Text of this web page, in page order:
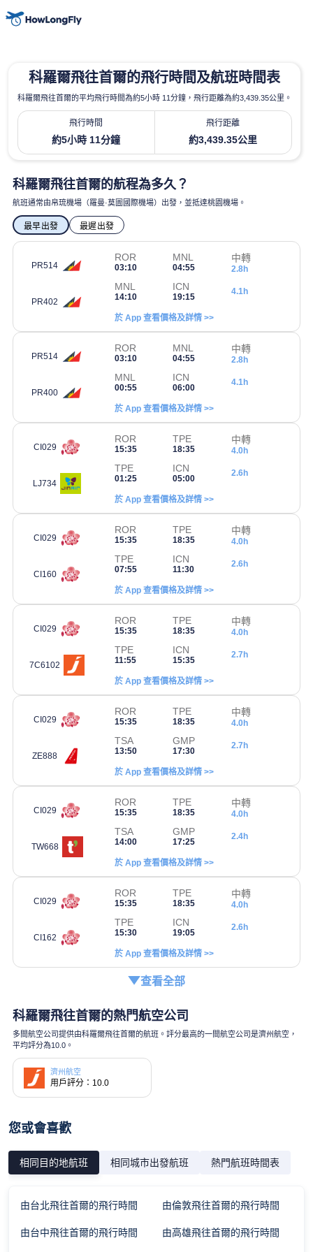
科羅爾飛往首爾的飛行時間及航班時間表
科羅爾飛往首爾的平均飛行時間為約5小時 11分鐘，飛行距離為約3,439.35公里。
飛行時間
約5小時 11分鐘
飛行距離
約3,439.35公里
科羅爾飛往首爾的航程為多久？
航班通常由帛琉機場（羅曼·莫圖國際機場）出發，並抵達桃園機場。
最早出發 最遲出發
PR514
ROR
03:10
MNL
04:55
中轉
2.8h
PR402
MNL
14:10
ICN
19:15
4.1h
於 App 查看價格及詳情 >>
PR514
ROR
03:10
MNL
04:55
中轉
2.8h
PR400
MNL
00:55
ICN
06:00
4.1h
於 App 查看價格及詳情 >>
CI029
ROR
15:35
TPE
18:35
中轉
4.0h
LJ734
TPE
01:25
ICN
05:00
2.6h
於 App 查看價格及詳情 >>
CI029
ROR
15:35
TPE
18:35
中轉
4.0h
CI160
TPE
07:55
ICN
11:30
2.6h
於 App 查看價格及詳情 >>
CI029
ROR
15:35
TPE
18:35
中轉
4.0h
7C6102
TPE
11:55
ICN
15:35
2.7h
於 App 查看價格及詳情 >>
CI029
ROR
15:35
TPE
18:35
中轉
4.0h
ZE888
TSA
13:50
GMP
17:30
2.7h
於 App 查看價格及詳情 >>
CI029
ROR
15:35
TPE
18:35
中轉
4.0h
TW668
TSA
14:00
GMP
17:25
2.4h
於 App 查看價格及詳情 >>
CI029
ROR
15:35
TPE
18:35
中轉
4.0h
CI162
TPE
15:30
ICN
19:05
2.6h
於 App 查看價格及詳情 >>
查看全部
科羅爾飛往首爾的熱門航空公司
多間航空公司提供由科羅爾飛往首爾的航班。評分最高的一間航空公司是濟州航空，
平均評分為10.0。
濟州航空
用戶評分：10.0
您或會喜歡
相同目的地航班 相同城市出發航班 熱門航班時間表
由台北飛往首爾的飛行時間 由倫敦飛往首爾的飛行時間
由台中飛往首爾的飛行時間 由高雄飛往首爾的飛行時間